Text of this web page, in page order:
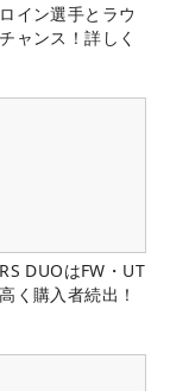
イン選手とラウ
ャンス！詳しく
DUOはFW・UT
く購入者続出！